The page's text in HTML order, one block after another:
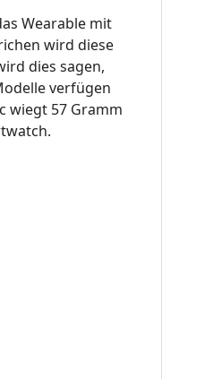
Wearable mit
wird diese
dies sagen,
verfügen
wiegt 57 Gramm